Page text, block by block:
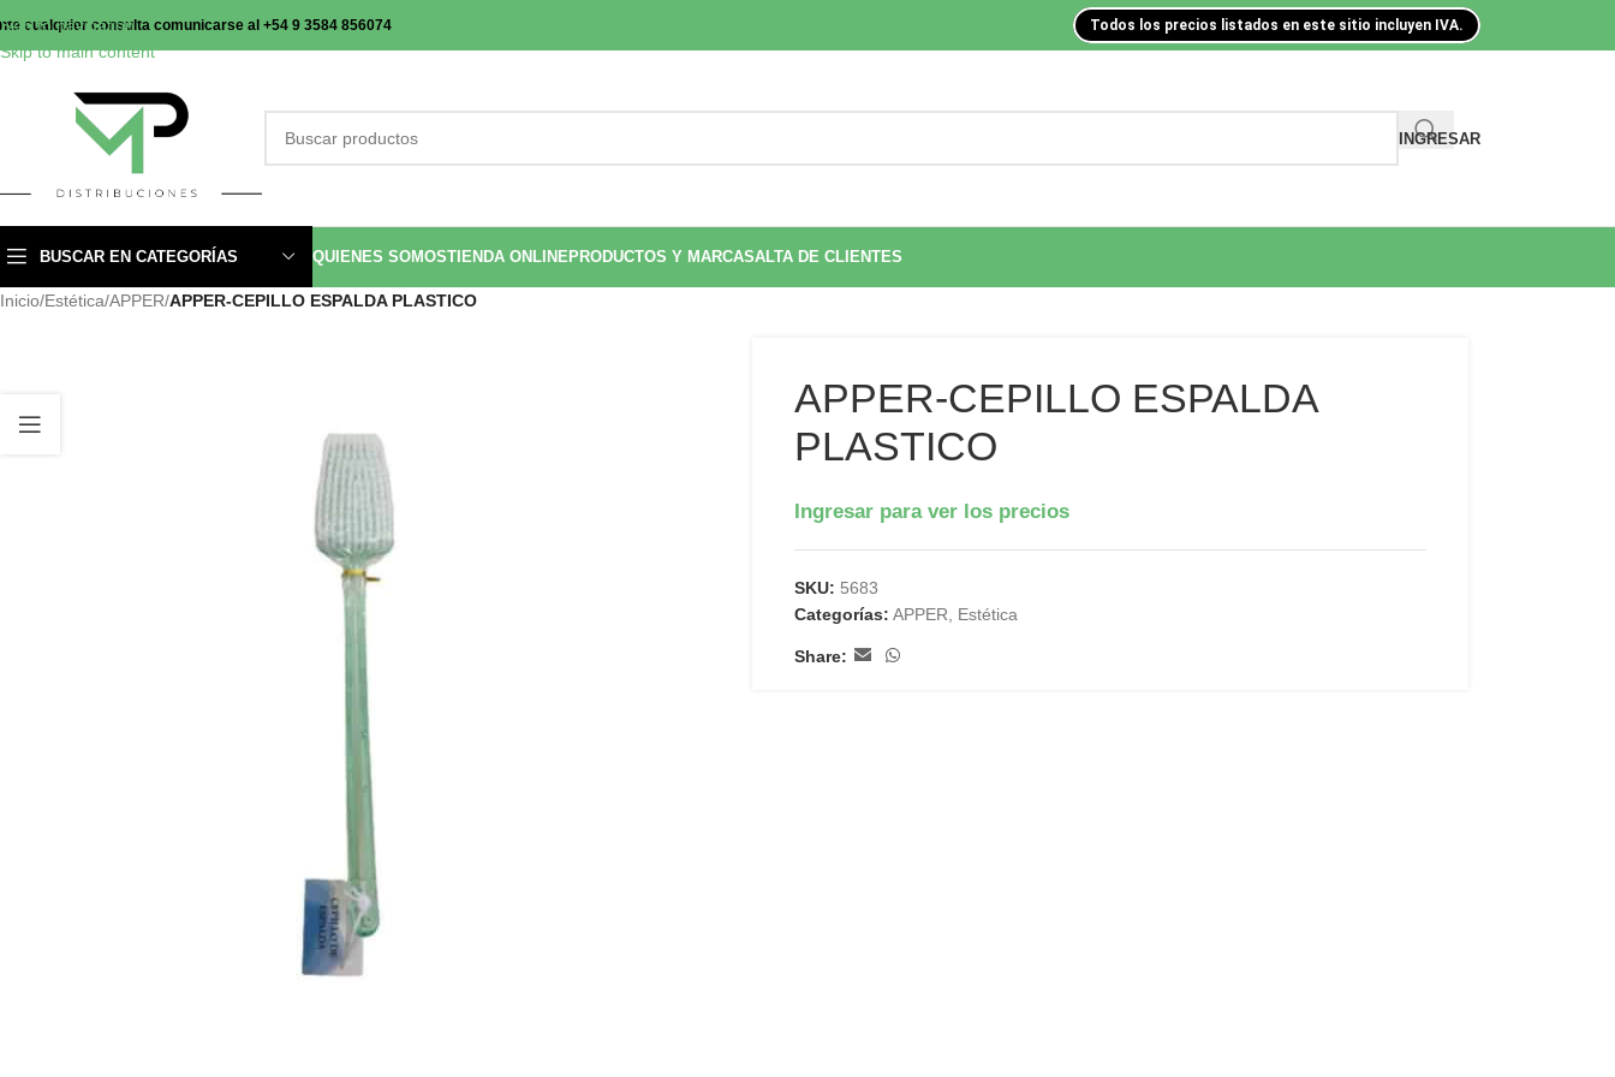
Skip to navigation
Skip to main content
cualquier consulta comunicarse al +54 9 3584 856074 Todos los precios listados en este sitio incluyen IVA.
INGRESAR
BUSCAR EN CATEGORÍAS QUIENES SOMOSTIENDA ONLINEPRODUCTOS Y MARCASALTA DE CLIENTES
Inicio/Estética/APPER/APPER-CEPILLO ESPALDA PLASTICO
APPER-CEPILLO ESPALDA
PLASTICO
Ingresar para ver los precios
SKU: 5683
Categorías: APPER Estética
Share: